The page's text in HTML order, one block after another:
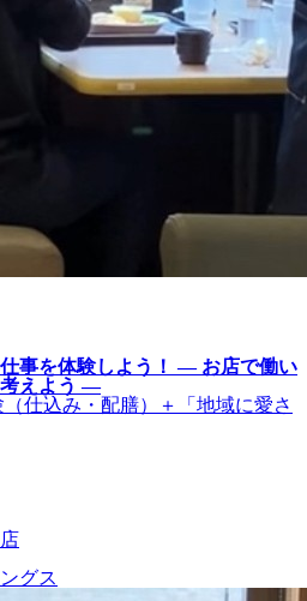
仕事を体験しよう！ ― お店で働い
考えよう ―
（仕込み・配膳）＋「地域に愛さ
グス